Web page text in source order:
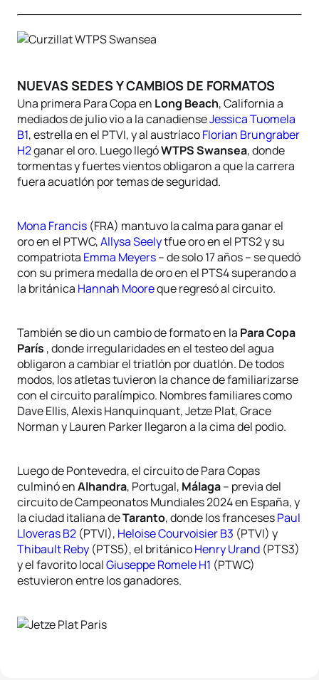
NUEVAS SEDES Y CAMBIOS DE FORMATOS
Una primera Para Copa en Long Beach, California a
mediados de julio vio a la canadienseJessica Tuomela
B1, estrella en el PTVI, y al austríacoFlorian Brungraber
H2ganar el oro. Luego llegóWTPS Swansea, donde
tormentas y fuertes vientos obligaron a que la carrera
fuera acuatlón por temas de seguridad.
Mona Francis (FRA) mantuvo la calma para ganar el
oro en el PTWC,Allysa Seelytfue oro en el PTS2 y su
compatriota Emma Meyers– de solo 17 años – se quedó
con su primera medalla de oro en el PTS4 superando a
la británica Hannah Mooreque regresó al circuito.
También se dio un cambio de formato en la Para Copa
París , donde irregularidades en el testeo del agua
obligaron a cambiar el triatlón por duatlón. De todos
modos, los atletas tuvieron la chance de familiarizarse
con el circuito paralímpico. Nombres familiares como
Dave Ellis, Alexis Hanquinquant, Jetze Plat, Grace
Norman y Lauren Parker llegaron a la cima del podio.
Luego de Pontevedra, el circuito de Para Copas
culminó enAlhandra, Portugal, Málaga– previa del
circuito de Campeonatos Mundiales 2024 en España, y
la ciudad italiana deTaranto, donde los francesesPaul
Lloveras B2 (PTVI), Heloise Courvoisier B3 (PTVI) y
Thibault Reby (PTS5), el británicoHenry Urand (PTS3)
y el favorito localGiuseppe Romele H1 (PTWC)
estuvieron entre los ganadores.